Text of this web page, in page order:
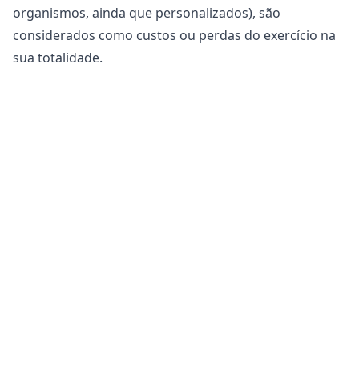
organismos, ainda que personalizados), são
considerados como custos ou perdas do exercício na
sua totalidade.